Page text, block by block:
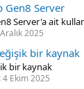
Gen8 Server
Server'a ait
2025
bir kaynak
bir kaynak
4 Ekim 2025